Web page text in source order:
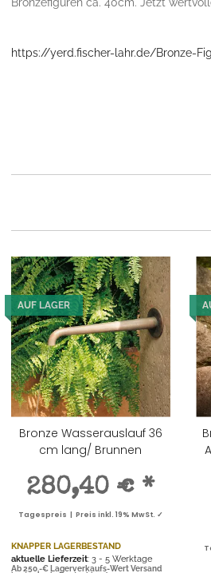
https://yerd.fischer-lahr.de/Bronze-
AUF LAGER
Bronze Wasserauslauf 36
cm lang/ Brunnen
280,40 € *
Tagespreis | Preis inkl. 19% MwSt. ✓
KNAPPER LAGERBESTAND
aktuelle Lieferzeit: 3 - 5 Werktage
Ab 250,-€ Lagerverkaufs-Wert Versand